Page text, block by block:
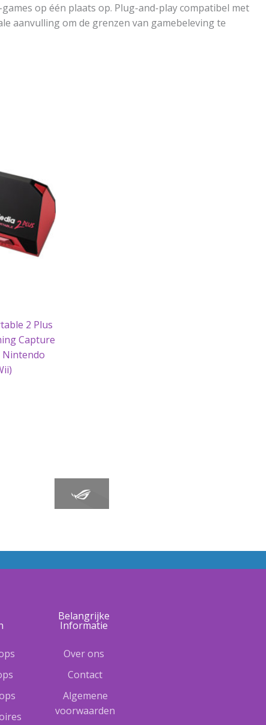
op één plaats op. Plug-and-play compatibel met
aanvulling om de grenzen van gamebeleving te
2 Plus
Capture
Nintendo
Belangrijke
Informatie
Over ons
Contact
Algemene
voorwaarden